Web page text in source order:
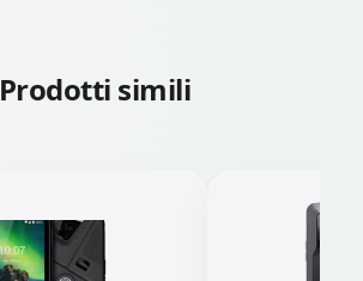
Prodotti simili